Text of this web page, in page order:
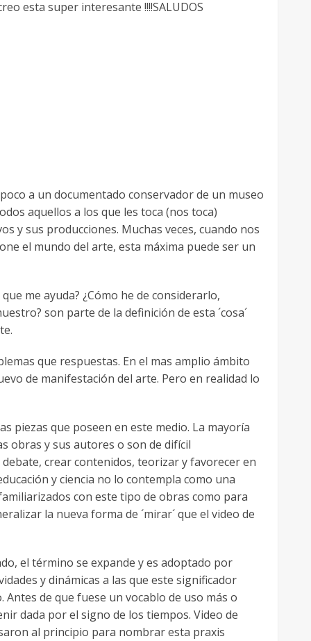
esta super interesante !!!!SALUDOS
a un documentado conservador de un museo
aquellos a los que les toca (nos toca)
y sus producciones. Muchas veces, cuando nos
el mundo del arte, esta máxima puede ser un
me ayuda? ¿Cómo he de considerarlo,
son parte de la definición de esta ´cosa´
que respuestas. En el mas amplio ámbito
de manifestación del arte. Pero en realidad lo
piezas que poseen en este medio. La mayoría
obras y sus autores o son de difícil
crear contenidos, teorizar y favorecer en
y ciencia no lo contempla como una
con este tipo de obras como para
la nueva forma de ´mirar´ que el video de
el término se expande y es adoptado por
y dinámicas a las que este significador
de que fuese un vocablo de uso más o
dada por el signo de los tiempos. Video de
al principio para nombrar esta praxis